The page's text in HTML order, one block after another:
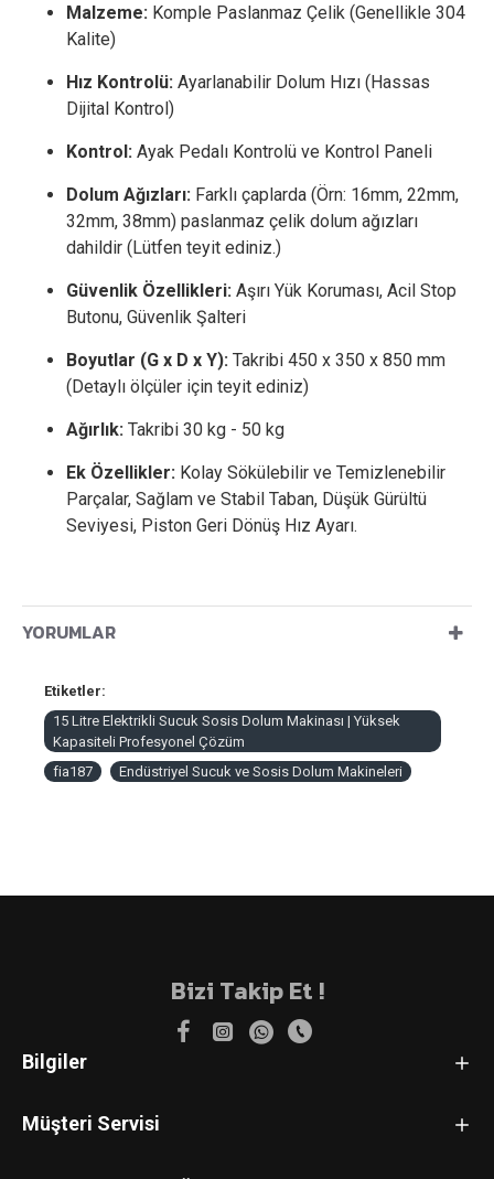
Malzeme: Komple Paslanmaz Çelik (Genellikle 304
Kalite)
Hız Kontrolü: Ayarlanabilir Dolum Hızı (Hassas
Dijital Kontrol)
Kontrol: Ayak Pedalı Kontrolü ve Kontrol Paneli
Dolum Ağızları: Farklı çaplarda (Örn: 16mm, 22mm,
32mm, 38mm) paslanmaz çelik dolum ağızları
dahildir (Lütfen teyit ediniz.)
Güvenlik Özellikleri: Aşırı Yük Koruması, Acil Stop
Butonu, Güvenlik Şalteri
Boyutlar (G x D x Y): Takribi 450 x 350 x 850 mm
(Detaylı ölçüler için teyit ediniz)
Ağırlık: Takribi 30 kg - 50 kg
Ek Özellikler: Kolay Sökülebilir ve Temizlenebilir
Parçalar, Sağlam ve Stabil Taban, Düşük Gürültü
Seviyesi, Piston Geri Dönüş Hız Ayarı.
YORUMLAR
Etiketler:
15 Litre Elektrikli Sucuk Sosis Dolum Makinası | Yüksek
Kapasiteli Profesyonel Çözüm
fia187
Endüstriyel Sucuk ve Sosis Dolum Makineleri
Bizi Takip Et !
Bilgiler
Müşteri Servisi